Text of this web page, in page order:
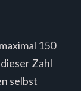
150
Zahl
selbst